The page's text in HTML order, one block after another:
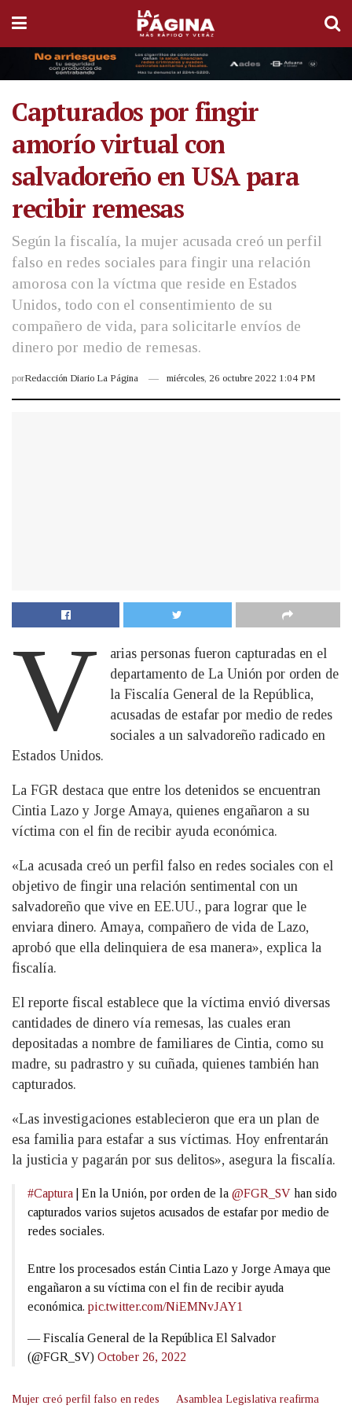
Capturados por fingir
amorío virtual con
salvadoreño en USA para
recibir remesas
Según la fiscalía, la mujer acusada creó un perfil
falso en redes sociales para fingir una relación
amorosa con la víctma que reside en Estados
Unidos, todo con el consentimiento de su
compañero de vida, para solicitarle envíos de
dinero por medio de remesas.
porRedacción Diario La Página miércoles, 26 octubre 2022 1:04 PM
V
arias personas fueron capturadas en el
departamento de La Unión por orden de
la Fiscalía General de la República,
acusadas de estafar por medio de redes
sociales a un salvadoreño radicado en
Estados Unidos.
La FGR destaca que entre los detenidos se encuentran
Cintia Lazo y Jorge Amaya, quienes engañaron a su
víctima con el fin de recibir ayuda económica.
«La acusada creó un perfil falso en redes sociales con el
objetivo de fingir una relación sentimental con un
salvadoreño que vive en EE.UU., para lograr que le
enviara dinero. Amaya, compañero de vida de Lazo,
aprobó que ella delinquiera de esa manera», explica la
fiscalía.
El reporte fiscal establece que la víctima envió diversas
cantidades de dinero vía remesas, las cuales eran
depositadas a nombre de familiares de Cintia, como su
madre, su padrastro y su cuñada, quienes también han
capturados.
«Las investigaciones establecieron que era un plan de
esa familia para estafar a sus víctimas. Hoy enfrentarán
la justicia y pagarán por sus delitos», asegura la fiscalía.
#Captura | En la Unión, por orden de la @FGR_SV han sido
capturados varios sujetos acusados de estafar por medio de
redes sociales.
Entre los procesados están Cintia Lazo y Jorge Amaya que
engañaron a su víctima con el fin de recibir ayuda
económica. pic.twitter.com/NiEMNvJAY1
— Fiscalía General de la República El Salvador
(@FGR_SV) October 26, 2022
Mujer creó perfil falso en redes Asamblea Legislativa reafirma